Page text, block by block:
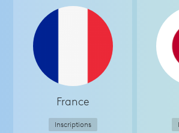
France
Inscriptions